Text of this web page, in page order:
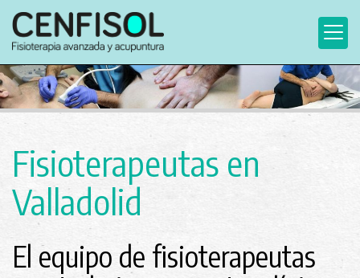
Fisioterapeutas en
Valladolid
El equipo de fisioterapeutas